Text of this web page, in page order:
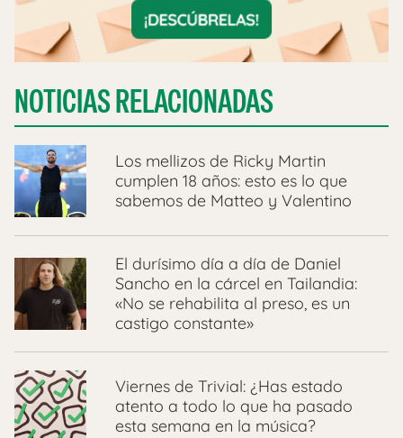
NOTICIAS RELACIONADAS
Los mellizos de Ricky Martin
cumplen 18 años: esto es lo que
sabemos de Matteo y Valentino
El durísimo día a día de Daniel
Sancho en la cárcel en Tailandia:
«No se rehabilita al preso, es un
castigo constante»
Viernes de Trivial: ¿Has estado
atento a todo lo que ha pasado
esta semana en la música?